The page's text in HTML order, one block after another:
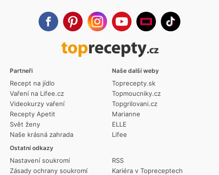
Partneři
Recept na jídlo
Vaření na Lifee.cz
Videokurzy vaření
Recepty Apetit
Svět ženy
Naše krásná zahrada
Ostatní odkazy
Nastavení soukromí
Zásady ochrany soukromí
RSS
Kariéra v Topreceptech
Naše další weby
Toprecepty.sk
Topmoucniky.cz
Topgrilovani.cz
Marianne
ELLE
Lifee